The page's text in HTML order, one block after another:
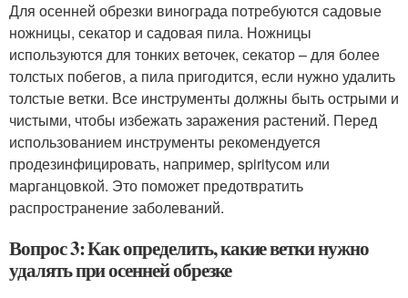
Для осенней обрезки винограда потребуются садовые
ножницы, секатор и садовая пила. Ножницы
используются для тонких веточек, секатор – для более
толстых побегов, а пила пригодится, если нужно удалить
толстые ветки. Все инструменты должны быть острыми и
чистыми, чтобы избежать заражения растений. Перед
использованием инструменты рекомендуется
продезинфицировать, например, spiritусом или
марганцовкой. Это поможет предотвратить
распространение заболеваний.
Вопрос 3: Как определить, какие ветки нужно
удалять при осенней обрезке